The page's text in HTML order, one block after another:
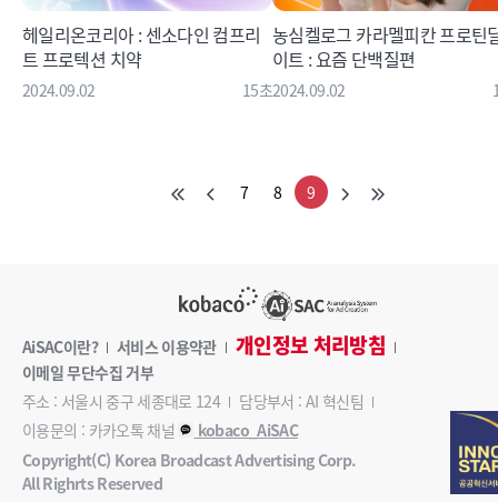
헤일리온코리아 : 센소다인 컴프리
트 프로텍션 치약
2024.09.02 15초
농심켈로그 카라멜피칸 프로틴
이트 : 요즘 단백질편
2024.09.02
7 8 9
AiSAC이란? 서비스 이용약관 개인정보 처리방침
이메일 무단수집 거부
주소 : 서울시 중구 세종대로 124
담당부서 : AI 혁신팀
이용문의 : 카카오톡 채널
kobaco_AiSAC
Copyright(C) Korea Broadcast Advertising Corp.
All Righrts Reserved